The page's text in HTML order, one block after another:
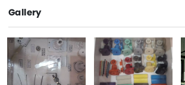
Gallery